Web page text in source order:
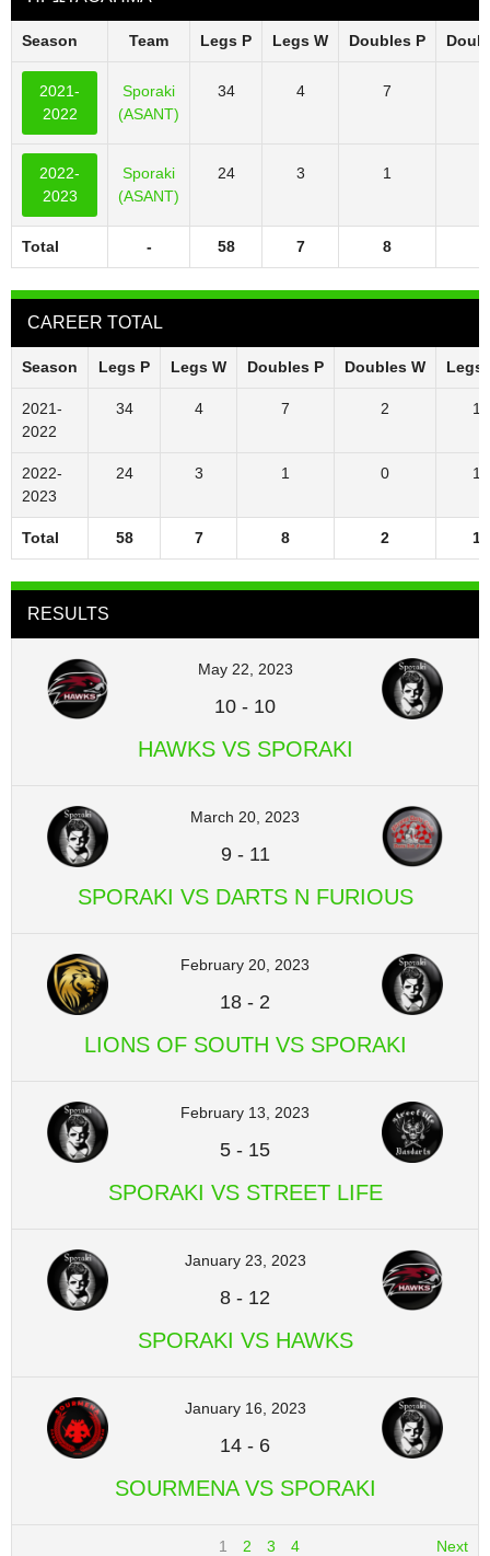
Season Team Legs P Legs W Doubles P
2021-
2022
Sporaki
(ASANT)
34 4 7
2022-
2023
Sporaki
(ASANT)
24 3 1
Total - 58 7 8
CAREER TOTAL
Season Legs P Legs W Doubles P Doubles W Legs
2021-
2022
34 4 7 2 12
2022-
2023
24 3 1 0 13
Total 58 7 8 2 12
RESULTS
May 22, 2023
10 - 10
HAWKS VS SPORAKI
March 20, 2023
9- 11
SPORAKI VS DARTS N FURIOUS
February 20, 2023
18 - 2
LIONS OF SOUTH VS SPORAKI
February 13, 2023
5 - 15
SPORAKI VS STREET LIFE
January 23, 2023
8 - 12
SPORAKI VS HAWKS
January 16, 2023
14 - 6
SOURMENA VS SPORAKI
1 2 3 4 Next